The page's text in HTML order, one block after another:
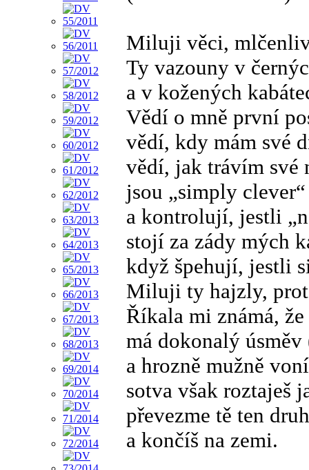
Miluji věci,
Ty vazouny v
a v kožených
Vědí o mně první
vědí, kdy mám své
vědí, jak trávím své
jsou „simply clever“
a kontrolují, jestli
stojí za zády mých
když špehují, jestli
Miluji ty hajzly,
Říkala mi známá,
má dokonalý úsměv
a hrozně mužně
sotva však roztaješ
převezme tě ten
a končíš na zemi.